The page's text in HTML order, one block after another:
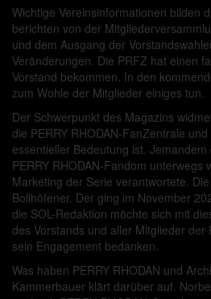
Wichtige Vereinsinformationen bilden
berichten von der
und dem Ausgang der
Veränderungen. Die PRFZ hat einen
Vorstand bekommen. In den
zum Wohle der Mitglieder einiges tun.
Der Schwerpunkt des Magazins
die PERRY RHODAN-FanZentrale
essentieller Bedeutung ist.
PERRY RHODAN-Fandom unterwegs
Marketing der Serie verantwortete.
Bollhöfener. Der ging im November
die SOL-Redaktion möchte sich mit
des Vorstands und aller Mitglieder
sein Engagement bedanken.
Was haben PERRY RHODAN und
Kammerbauer klärt darüber auf.